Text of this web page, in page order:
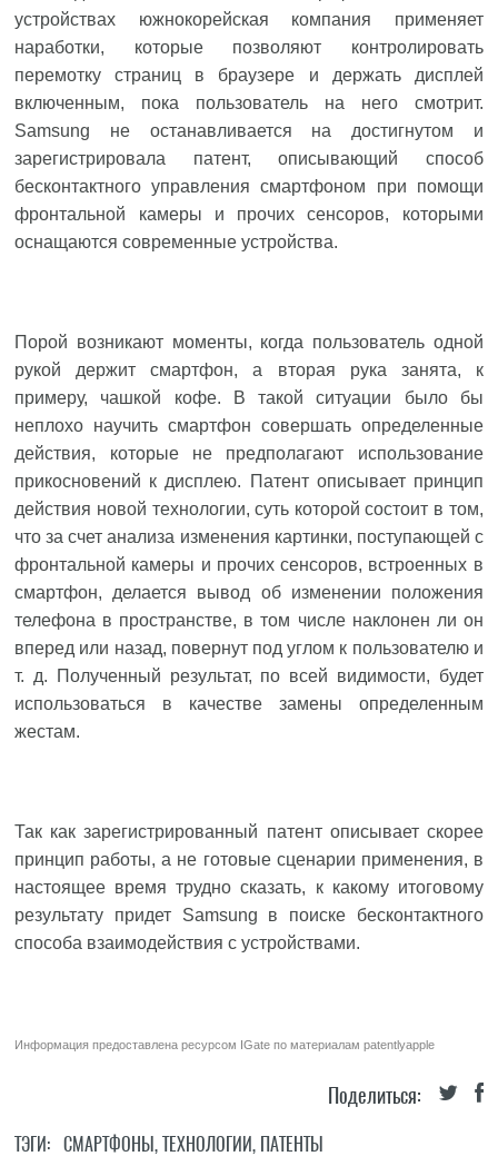
устройствах южнокорейская компания применяет
наработки, которые позволяют контролировать
перемотку страниц в браузере и держать дисплей
включенным, пока пользователь на него смотрит.
Samsung не останавливается на достигнутом и
зарегистрировала патент, описывающий способ
бесконтактного управления смартфоном при помощи
фронтальной камеры и прочих сенсоров, которыми
оснащаются современные устройства.
Порой возникают моменты, когда пользователь одной
рукой держит смартфон, а вторая рука занята, к
примеру, чашкой кофе. В такой ситуации было бы
неплохо научить смартфон совершать определенные
действия, которые не предполагают использование
прикосновений к дисплею. Патент описывает принцип
действия новой технологии, суть которой состоит в том,
что за счет анализа изменения картинки, поступающей с
фронтальной камеры и прочих сенсоров, встроенных в
смартфон, делается вывод об изменении положения
телефона в пространстве, в том числе наклонен ли он
вперед или назад, повернут под углом к пользователю и
т. д. Полученный результат, по всей видимости, будет
использоваться в качестве замены определенным
жестам.
Так как зарегистрированный патент описывает скорее
принцип работы, а не готовые сценарии применения, в
настоящее время трудно сказать, к какому итоговому
результату придет Samsung в поиске бесконтактного
способа взаимодействия с устройствами.
Информация предоставлена ресурсом IGate по материаламpatentlyapple
Поделиться:
ТЭГИ: СМАРТФОНЫ,ТЕХНОЛОГИИ, ПАТЕНТЫ